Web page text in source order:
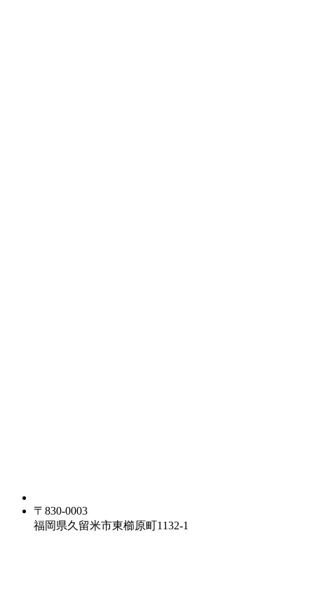
〒830-0003
福岡県久留米市東櫛原町1132-1